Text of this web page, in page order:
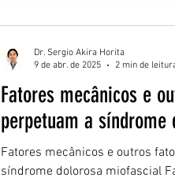
Fatores mecânicos e
perpetuam a
Fatores mecânicos e outros
síndrome dolorosa miofascial
Dr. Sergio Akira Horita
9 de abr. de 2025
2 min de